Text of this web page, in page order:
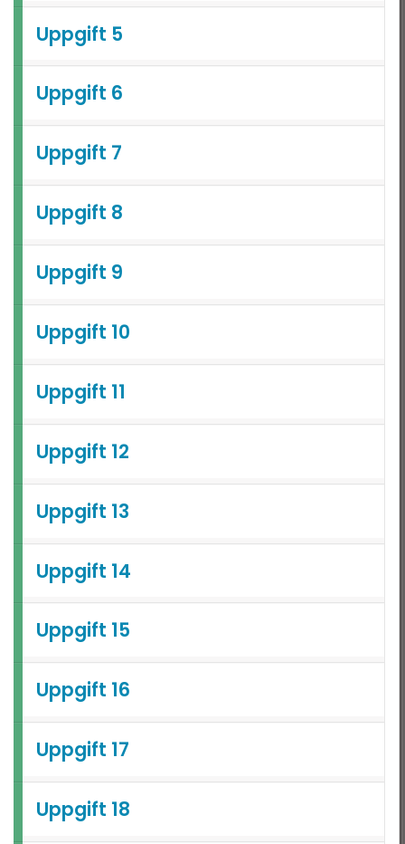
Uppgift 5
Uppgift 6
Uppgift 7
Uppgift 8
Uppgift 9
Uppgift 10
Uppgift 11
Uppgift 12
Uppgift 13
Uppgift 14
Uppgift 15
Uppgift 16
Uppgift 17
Uppgift 18
exempel